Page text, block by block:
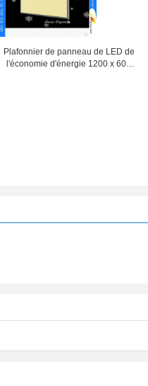
Plafonnier de panneau de LED de
l'économie d'énergie 1200 x 600